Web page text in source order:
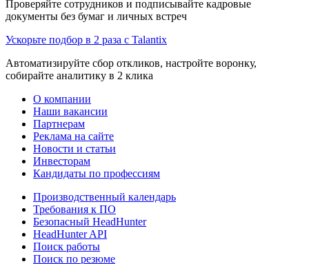
Проверяйте сотрудников и подписывайте кадровые
документы без бумаг и личных встреч
Ускорьте подбор в 2 раза с Talantix
Автоматизируйте сбор откликов, настройте воронку,
собирайте аналитику в 2 клика
О компании
Наши вакансии
Партнерам
Реклама на сайте
Новости и статьи
Инвесторам
Кандидаты по профессиям
Производственный календарь
Требования к ПО
Безопасный HeadHunter
HeadHunter API
Поиск работы
Поиск по резюме